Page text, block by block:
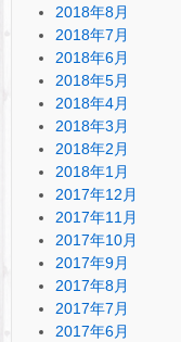
2018年8月
2018年7月
2018年6月
2018年5月
2018年4月
2018年3月
2018年2月
2018年1月
2017年12月
2017年11月
2017年10月
2017年9月
2017年8月
2017年7月
2017年6月